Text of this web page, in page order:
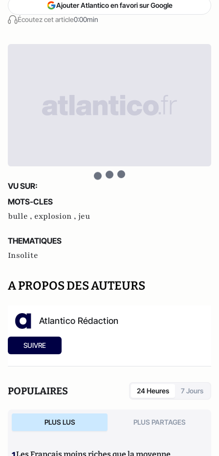
Écoutez cet article0:00min
Ajouter Atlantico en favori sur Google
VU SUR:
MOTS-CLES
bulle , explosion , jeu
THEMATIQUES
Insolite
A PROPOS DES AUTEURS
Atlantico Rédaction
SUIVRE
POPULAIRES 24 Heures 7 Jours
PLUS LUS PLUS PARTAGES